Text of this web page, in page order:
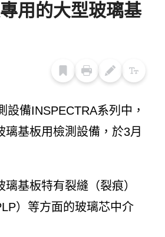
用的大型玻璃基
備INSPECTRA系列中，
基板用檢測設備，於3月
基板特有裂縫（裂痕）
）等方面的玻璃芯中介